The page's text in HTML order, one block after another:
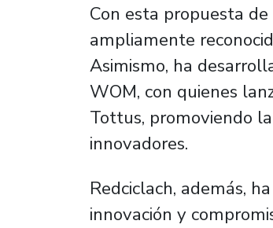
Con esta propuesta
ampliamente
Asimismo, ha
WOM, con quienes
Tottus, promoviendo
innovadores.
Redciclach, además,
innovación y